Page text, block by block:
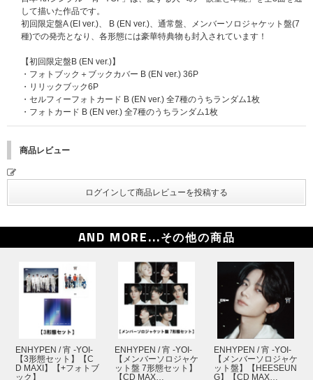
して描いた作品です。
初回限定盤A (EI ver.)、 B (EN ver.)、通常盤、メンバーソロジャケット盤(7
種)での発売となり、各形態には豪華特典物も封入されています！
【初回限定盤B (EN ver.)】
・フォトブック＋ブックカバー B (EN ver.) 36P
・リリックブック6P
・セルフィーフォトカード B (EN ver.) 全7種のうちランダム1枚
・フォトカード B (EN ver.) 全7種のうちランダム1枚
商品レビュー
AND MORE...その他の商品
ENHYPEN / 宵 -YOI-
【3形態セット】【C
D MAXI】【+フォトブ
ック】
ENHYPEN / 宵 -YOI-
【メンバーソロジャケ
ット盤 7形態セット】
【CD MAX…
ENHYPEN / 宵 -YOI-
【メンバーソロジャケ
ット盤】【HEESEUN
G】【CD MAX…